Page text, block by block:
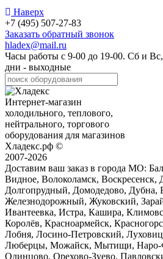
Наверх
+7 (495) 507-27-83
Заказать обратный звонок
hladex@mail.ru
Часы работы с 9-00 до 19-00. Сб и
дни - выходные
Интернет-магазин
холодильного, теплового,
нейтрального, торгового
оборудования для магазинов
Хладекс.рф ©
2007-2026
Доставим ваш заказ в города МО:
Видное, Волоколамск,
Долгопрудный, Домодедово, Дубна,
Железнодорожный, Жуковский,
Ивантеевка, Истра, Кашира,
Королёв, Красноармейск,
Лобня, Лосино-Петровский,
Люберцы, Можайск, Мытищи, Наро-
Одинцово, Орехово-Зуево,